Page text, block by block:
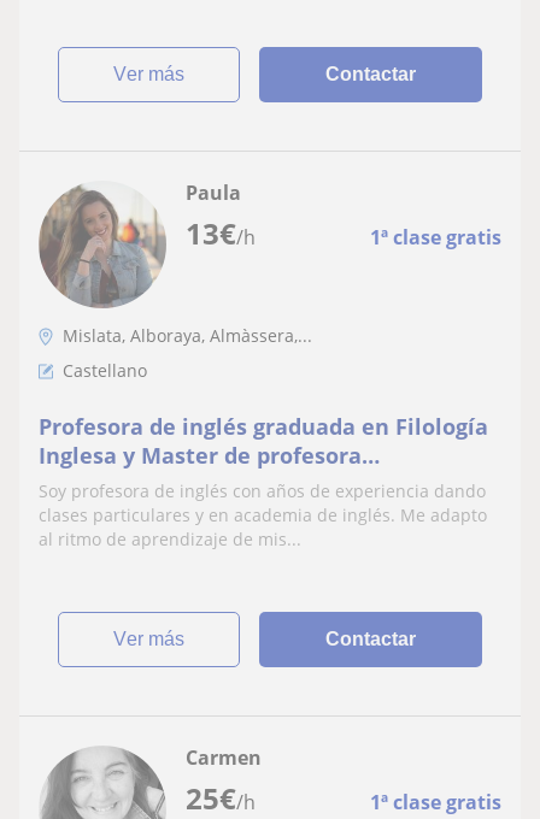
ver más Contactar
13€/h 1ª clase gratis
Paula
Mislata, Alboraya, Almàssera,...
Castellano
Profesora de inglés graduada en Filología
Inglesa y Master de profesora
especialidad inglés
Soy profesora de inglés con años de experiencia dando
clases particulares y en academia de inglés. Me adapto
al ritmo de aprendizaje de mis...
ver más Contactar
25€/h 1ª clase gratis
Carmen